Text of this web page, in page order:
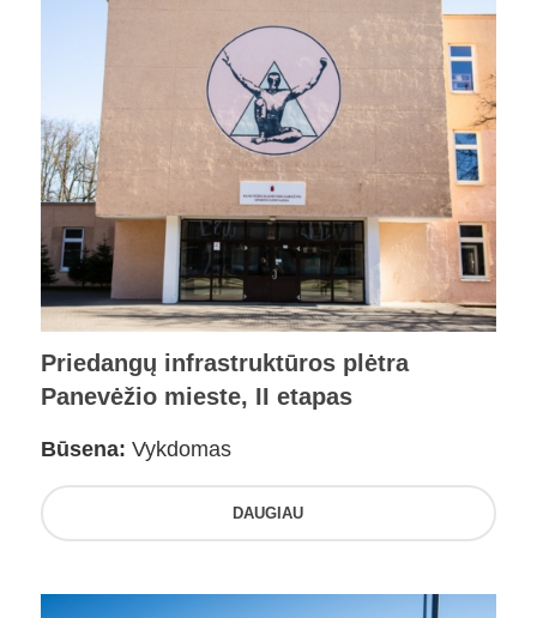
Priedangų infrastruktūros plėtra
Panevėžio mieste, II etapas
Būsena: Vykdomas
DAUGIAU